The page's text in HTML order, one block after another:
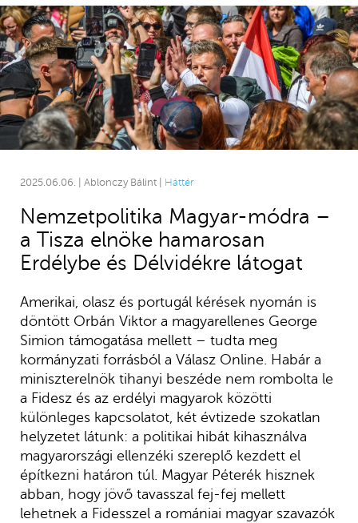
2025.06.06. | Ablonczy Bálint | Háttér
Nemzetpolitika Magyar-módra –
a Tisza elnöke hamarosan
Erdélybe és Délvidékre látogat
Amerikai, olasz és portugál kérések nyomán is
döntött Orbán Viktor a magyarellenes George
Simion támogatása mellett – tudta meg
kormányzati forrásból a Válasz Online. Habár a
miniszterelnök tihanyi beszéde nem rombolta le
a Fidesz és az erdélyi magyarok közötti
különleges kapcsolatot, két évtizede szokatlan
helyzetet látunk: a politikai hibát kihasználva
magyarországi ellenzéki szereplő kezdett el
építkezni határon túl. Magyar Péterék hisznek
abban, hogy jövő tavasszal fej-fej mellett
lehetnek a Fidesszel a romániai magyar szavazók